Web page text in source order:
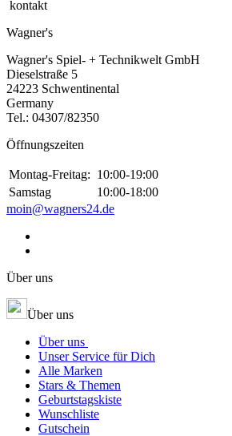
kontakt
Wagner's
Wagner's Spiel- + Technikwelt GmbH
Dieselstraße 5
24223 Schwentinental
Germany
Tel.: 04307/82350
Öffnungszeiten
Montag-Freitag: 10:00-19:00
Samstag
10:00-18:00
moin@wagners24.de
Über uns
Über uns
Über uns
Unser Service für Dich
Alle Marken
Stars & Themen
Geburtstagskiste
Wunschliste
Gutschein